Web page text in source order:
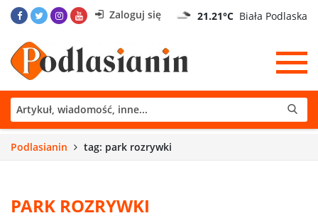
Zaloguj się 21.21°C Biała Podlaska
Podlasianin tag: park rozrywki
PARK ROZRYWKI